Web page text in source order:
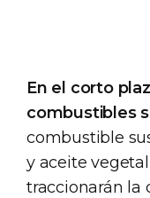
En el corto
combustibles
combustible
y aceite
traccionarán la